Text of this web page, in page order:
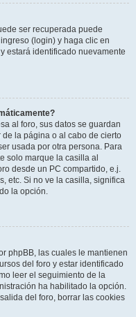
ser recuperada puede
(login) y haga clic en
estará identificado nuevamente
al foro, sus datos se guardan
la página o al cabo de cierto
usada por otra persona. Para
solo marque la casilla al
desde un PC compartido, e.j.
etc. Si no ve la casilla, significa
la opción.
phpBB, las cuales le mantienen
del foro y estar identificado
leer el seguimiento de la
ha habilitado la opción.
del foro, borrar las cookies